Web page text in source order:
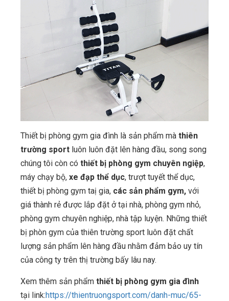
Thiết bị phòng gym gia đình là sản phẩm mà thiên
trường sport luôn luôn đặt lên hàng đầu, song song
chúng tôi còn có thiết bị phòng gym chuyên ngiệp,
máy chạy bộ, xe đạp thể dục, trượt tuyết thể dục,
thiết bị phòng gym taị gia, các sản phẩm gym, với
giá thành rẻ được lắp đặt ở tại nhà, phòng gym nhỏ,
phòng gym chuyên nghiệp, nhà tập luyện. Những thiết
bị phòn gym của thiên trường sport luôn đặt chất
lượng sản phẩm lên hàng đầu nhằm đảm bảo uy tín
của công ty trên thị trường bấy lâu nay.
Xem thêm sản phẩm thiết bị phòng gym gia đình
tại link:https://thientruongsport.com/danh-muc/65-